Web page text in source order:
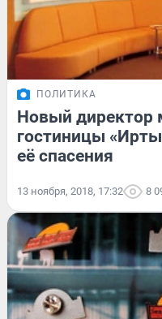
ПОЛИТИКА
Новый директор
гостиницы
её спасения
13 ноября, 2018, 17:32 8